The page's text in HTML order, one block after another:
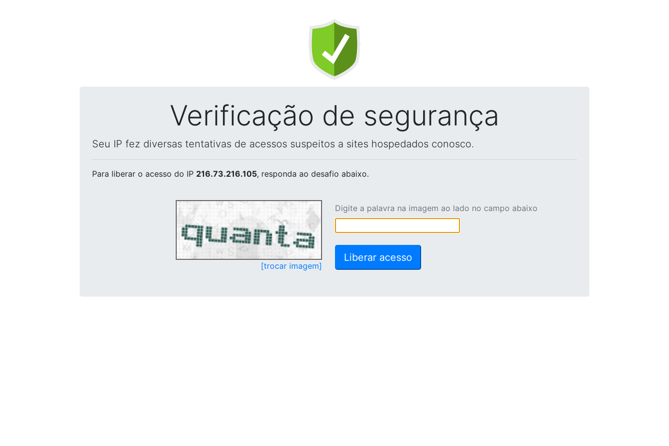
Verificação de segurança
Seu IP fez diversas tentativas de acessos suspeitos a sites hospedados conosco.
Para liberar o acesso do IP 216.73.216.105, responda ao desafio abaixo.
[trocar imagem]
Digite a palavra na imagem ao lado no campo abaixo